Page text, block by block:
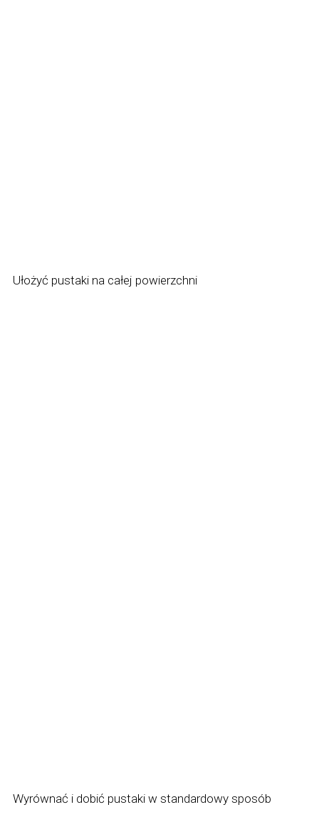
Ułożyć pustaki na całej powierzchni
Wyrównać i dobić pustaki w standardowy sposób